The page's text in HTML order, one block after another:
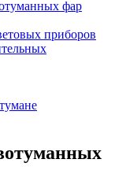
фар
приборов